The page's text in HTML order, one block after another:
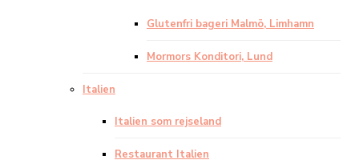
Glutenfri bageri Malmö, Limhamn
Mormors Konditori, Lund
Italien
Italien som rejseland
Restaurant Italien